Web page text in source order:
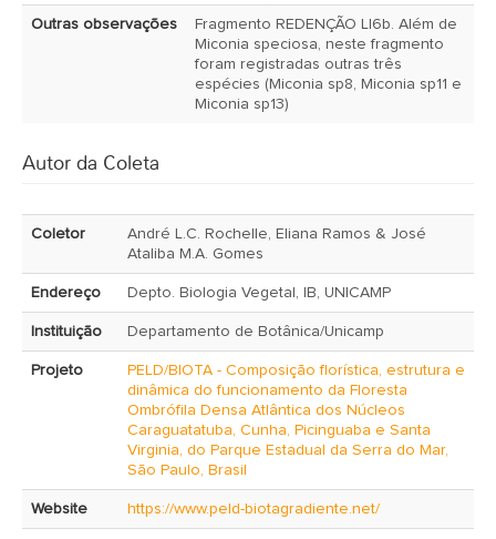
Outras observações
Fragmento REDENÇÃO LI6b. Além de
Miconia speciosa, neste fragmento
foram registradas outras três
espécies (Miconia sp8, Miconia sp11 e
Miconia sp13)
Autor da Coleta
Coletor
André L.C. Rochelle, Eliana Ramos & José
Ataliba M.A. Gomes
Endereço Depto. Biologia Vegetal, IB, UNICAMP
Instituição Departamento de Botânica/Unicamp
Projeto
PELD/BIOTA - Composição florística, estrutura e
dinâmica do funcionamento da Floresta
Ombrófila Densa Atlântica dos Núcleos
Caraguatatuba, Cunha, Picinguaba e Santa
Virginia, do Parque Estadual da Serra do Mar,
São Paulo, Brasil
Website https://www.peld-biotagradiente.net/